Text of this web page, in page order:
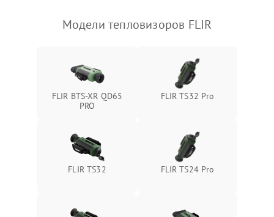
Модели тепловизоров FLIR
FLIR BTS-XR QD65
PRO
FLIR TS32 Pro
FLIR TS32 FLIR TS24 Pro